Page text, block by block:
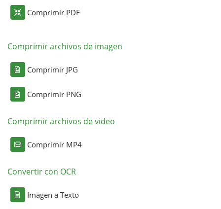
Comprimir PDF
Comprimir archivos de imagen
Comprimir JPG
Comprimir PNG
Comprimir archivos de video
Comprimir MP4
Convertir con OCR
Imagen a Texto